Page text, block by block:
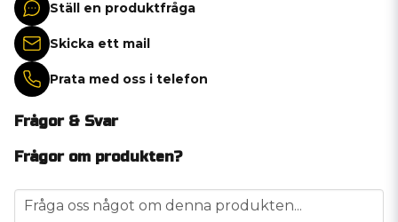
Ställ en produktfråga
Skicka ett mail
Prata med oss i telefon
Frågor & Svar
Frågor om produkten?
question
Fråga oss något om denna produkten...